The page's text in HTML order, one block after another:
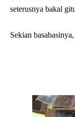
seterusnya bakal
Sekian